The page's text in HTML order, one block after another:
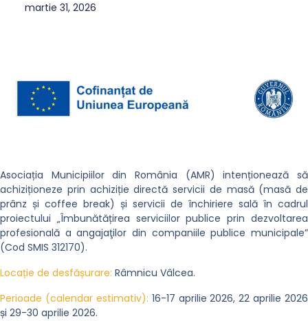
martie 31, 2026
Asociația Municipiilor din România (AMR) intenționează să
achiziționeze prin achiziție directă servicii de masă (masă de
prânz și coffee break) și servicii de închiriere sală în cadrul
proiectului „Îmbunătățirea serviciilor publice prin dezvoltarea
profesională a angajaţilor din companiile publice municipale”
(Cod SMIS 312170).
Locație de desfășurare: Râmnicu Vâlcea.
Perioade (calendar estimativ): 16-17 aprilie 2026, 22 aprilie 2026
și 29-30 aprilie 2026.